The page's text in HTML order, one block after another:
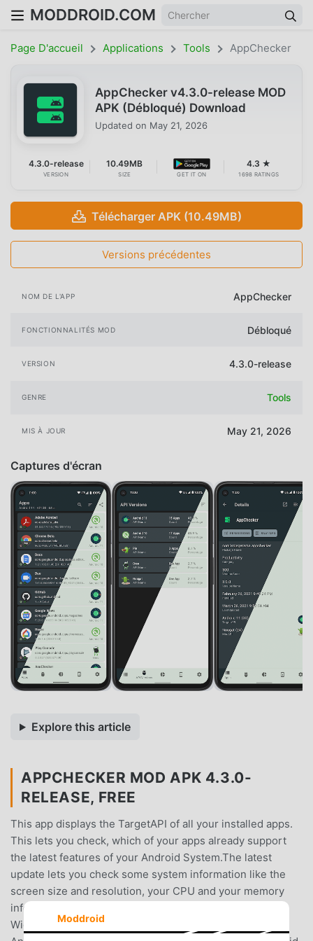
MODDROID.COM
Page D'accueil Applications Tools AppChecker
AppChecker v4.3.0-release MOD
APK (Débloqué) Download
Updated on May 21, 2026
4.3.0-release
VERSION
10.49MB
SIZE GET IT ON
4.3 ★
1698 RATINGS
Télécharger APK (10.49MB)
Versions précédentes
NOM DE L'APP AppChecker
FONCTIONNALITÉS MOD Débloqué
VERSION 4.3.0-release
GENRE Tools
MIS À JOUR May 21, 2026
Captures d'écran
Explore this article
APPCHECKER MOD APK 4.3.0-
RELEASE, FREE
This app displays the TargetAPI of all your installed apps.
This lets you check, which of your apps already support
the latest features of your Android System.The latest
update lets you check some system information like the
screen size and resolution, your CPU and your memory
info. It also lets you check your DRM state, e.g. the
Widevine security level.New displays the
Moddroid